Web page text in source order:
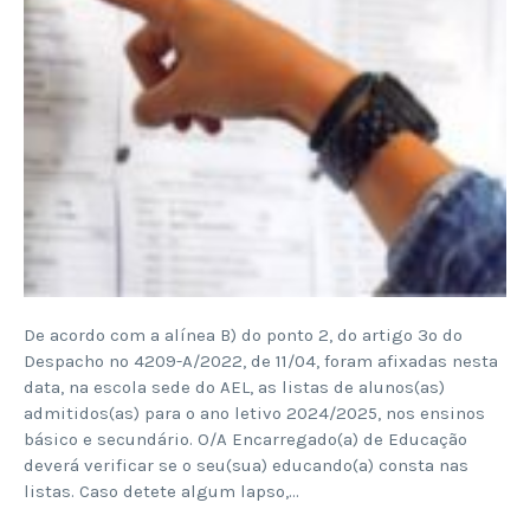
De acordo com a alínea B) do ponto 2, do artigo 3º do
Despacho nº 4209-A/2022, de 11/04, foram afixadas nesta
data, na escola sede do AEL, as listas de alunos(as)
admitidos(as) para o ano letivo 2024/2025, nos ensinos
básico e secundário. O/A Encarregado(a) de Educação
deverá verificar se o seu(sua) educando(a) consta nas
listas. Caso detete algum lapso,…